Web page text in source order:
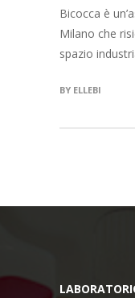
Bicocca è
Milano che
spazio
BY ELLEBI